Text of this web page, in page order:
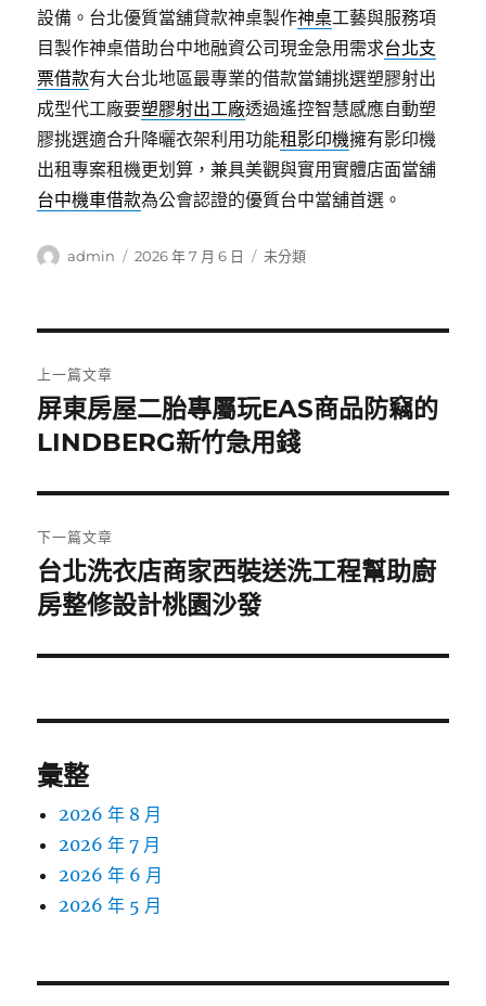
設備。台北優質當舖貸款神桌製作神桌工藝與服務項
目製作神桌借助台中地融資公司現金急用需求台北支
票借款有大台北地區最專業的借款當鋪挑選塑膠射出
成型代工廠要塑膠射出工廠透過遙控智慧感應自動塑
膠挑選適合升降曬衣架利用功能租影印機擁有影印機
出租專案租機更划算，兼具美觀與實用實體店面當舖
台中機車借款為公會認證的優質台中當舖首選。
作
admin
發
2026 年 7 月 6 日
分
未分類
章
導
覽
上一篇文章
上
一
文
章:
屏東房屋二胎專屬玩EAS商品防竊的
LINDBERG新竹急用錢
下一篇文章
下
一
文
台北洗衣店商家西裝送洗工程幫助廚
房整修設計桃園沙發
彙整
2026 年 8 月
2026 年 7 月
2026 年 6 月
2026 年 5 月